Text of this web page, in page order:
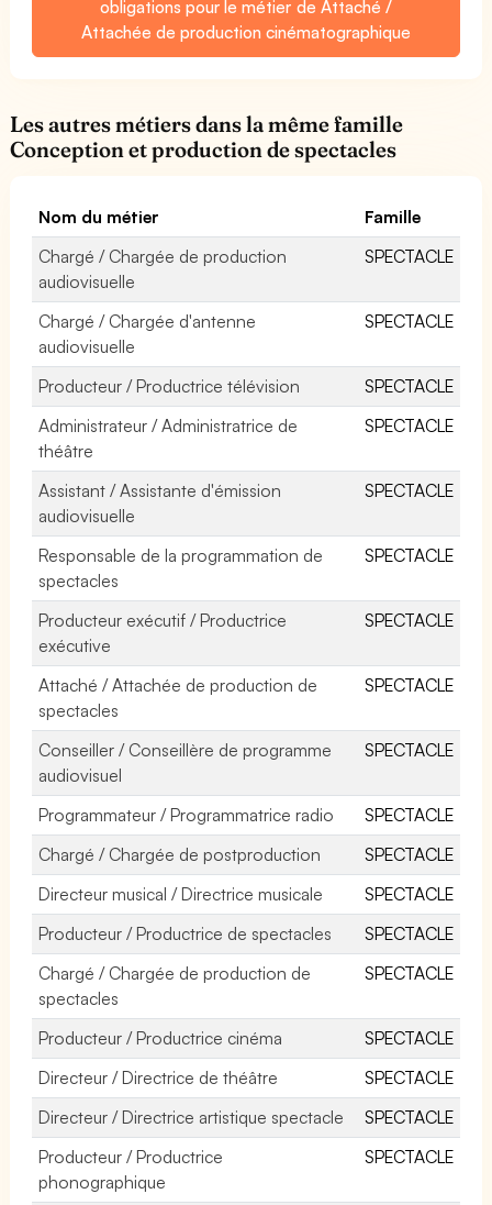
obligations pour le métier de Attaché /
Attachée de production cinématographique
Les autres métiers dans la même famille
Conception et production de spectacles
Nom du métier
Famille
Chargé / Chargée de production
audiovisuelle
SPECTACLE
Chargé / Chargée d'antenne
audiovisuelle
SPECTACLE
Producteur / Productrice télévision
SPECTACLE
Administrateur / Administratrice de
théâtre
SPECTACLE
Assistant / Assistante d'émission
audiovisuelle
SPECTACLE
Responsable de la programmation de
spectacles
SPECTACLE
Producteur exécutif / Productrice
exécutive
SPECTACLE
Attaché / Attachée de production de
spectacles
SPECTACLE
Conseiller / Conseillère de programme
audiovisuel
SPECTACLE
Programmateur / Programmatrice radio
SPECTACLE
Chargé / Chargée de postproduction
SPECTACLE
Directeur musical / Directrice musicale
SPECTACLE
Producteur / Productrice de spectacles
SPECTACLE
Chargé / Chargée de production de
spectacles
SPECTACLE
Producteur / Productrice cinéma
SPECTACLE
Directeur / Directrice de théâtre
SPECTACLE
Directeur / Directrice artistique spectacle
SPECTACLE
Producteur / Productrice
phonographique
SPECTACLE